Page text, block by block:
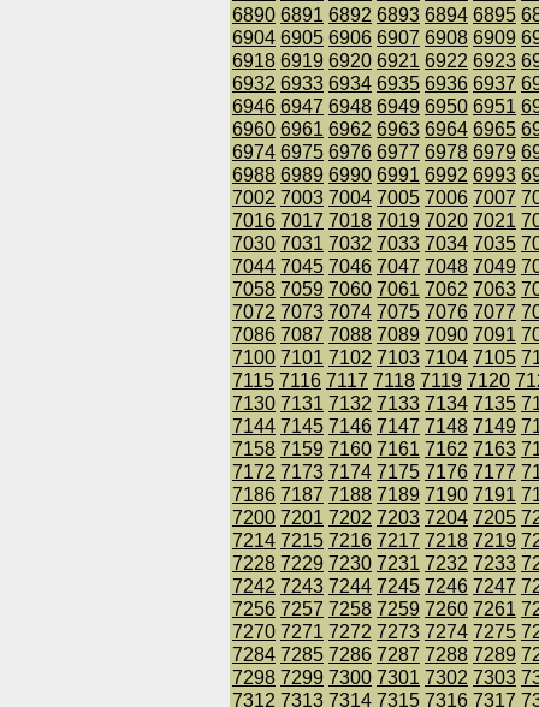
6890 6891 6892 6893 6894 6895
6904 6905 6906 6907 6908 6909
6918 6919 6920 6921 6922 6923
6932 6933 6934 6935 6936 6937
6946 6947 6948 6949 6950 6951
6960 6961 6962 6963 6964 6965
6974 6975 6976 6977 6978 6979
6988 6989 6990 6991 6992 6993
7002 7003 7004 7005 7006 7007
7016 7017 7018 7019 7020 7021
7030 7031 7032 7033 7034 7035
7044 7045 7046 7047 7048 7049
7058 7059 7060 7061 7062 7063
7072 7073 7074 7075 7076 7077
7086 7087 7088 7089 7090 7091
7100 7101 7102 7103 7104 7105
7115 7116 7117 7118 7119 7120
7130 7131 7132 7133 7134 7135
7144 7145 7146 7147 7148 7149
7158 7159 7160 7161 7162 7163
7172 7173 7174 7175 7176 7177
7186 7187 7188 7189 7190 7191
7200 7201 7202 7203 7204 7205
7214 7215 7216 7217 7218 7219
7228 7229 7230 7231 7232 7233
7242 7243 7244 7245 7246 7247
7256 7257 7258 7259 7260 7261
7270 7271 7272 7273 7274 7275
7284 7285 7286 7287 7288 7289
7298 7299 7300 7301 7302 7303
7312 7313 7314 7315 7316 7317